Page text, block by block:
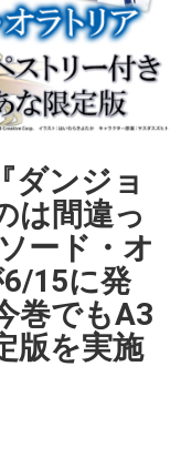
ダンジョ
は間違っ
ード・オ
15に発
巻でもA3
版を実施